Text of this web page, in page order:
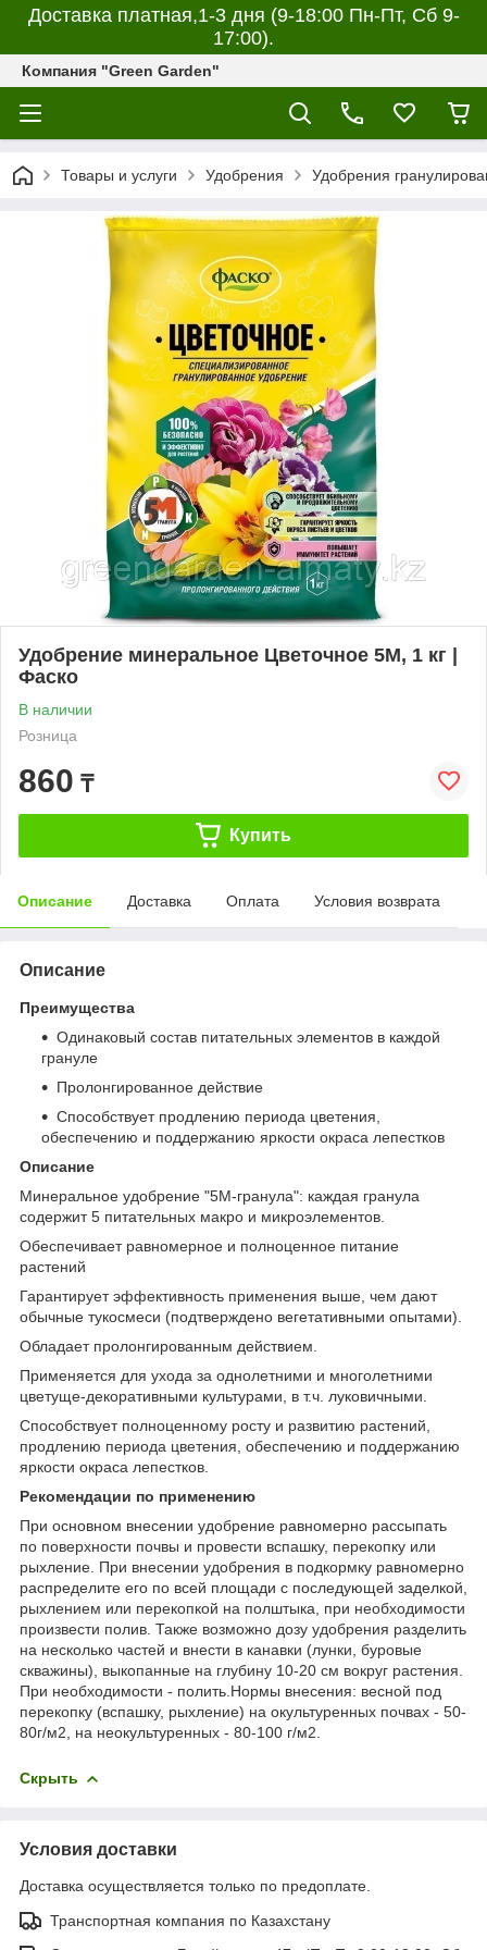
Доставка платная,1-3 дня (9-18:00 Пн-Пт, Сб 9-
17:00).
Компания "Green Garden"
Товары и услуги Удобрения Удобрения
Удобрение минеральное Цветочное 5M, 1 кг |
Фаско
В наличии
Розница
860 ₸
Купить
Описание Доставка Оплата Условия возврата
Описание
Преимущества
Одинаковый состав питательных элементов в каждой
грануле
Пролонгированное действие
Способствует продлению периода цветения,
обеспечению и поддержанию яркости окраса лепестков
Описание
Минеральное удобрение "5М-гранула": каждая гранула
содержит 5 питательных макро и микроэлементов.
Обеспечивает равномерное и полноценное питание
растений
Гарантирует эффективность применения выше, чем дают
обычные тукосмеси (подтверждено вегетативными опытами).
Обладает пролонгированным действием.
Применяется для ухода за однолетними и многолетними
цветуще-декоративными культурами, в т.ч. луковичными.
Способствует полноценному росту и развитию растений,
продлению периода цветения, обеспечению и поддержанию
яркости окраса лепестков.
Рекомендации по применению
При основном внесении удобрение равномерно рассыпать
по поверхности почвы и провести вспашку, перекопку или
рыхление. При внесении удобрения в подкормку равномерно
распределите его по всей площади с последующей заделкой,
рыхлением или перекопкой на полштыка, при необходимости
произвести полив. Также возможно дозу удобрения разделить
на несколько частей и внести в канавки (лунки, буровые
скважины), выкопанные на глубину 10-20 см вокруг растения.
При необходимости - полить.Нормы внесения: весной под
перекопку (вспашку, рыхление) на окультуренных почвах - 50-
80г/м2, на неокультуренных - 80-100 г/м2.
Скрыть
Условия доставки
Доставка осуществляется только по предоплате.
Транспортная компания по Казахстану